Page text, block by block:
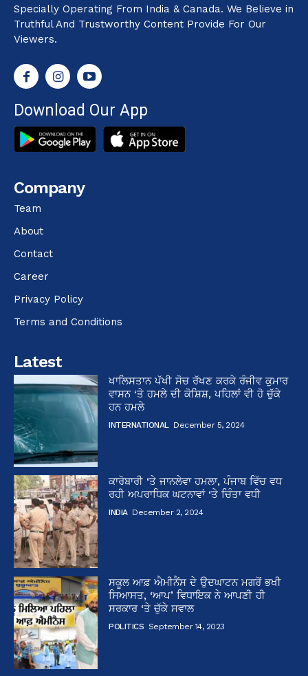
Specially Operating From India & Canada. We Believe in
Truthful And Trustworthy Content Provide For Our
Viewers.
Download Our App
Company
Team
About
Contact
Career
Privacy Policy
Terms and Conditions
Latest
ਖਾਲਿਸਤਾਨ ਪੱਖੀ ਸੋਚ ਰੱਖਣ ਕਰਕੇ ਰੰਜੀਵ ਕੁਮਾਰ
ਵਾਸਨ ‘ਤੇ ਹਮਲੇ ਦੀ ਕੋਸ਼ਿਸ਼, ਪਹਿਲਾਂ ਵੀ ਹੋ ਚੁੱਕੇ
ਹਨ ਹਮਲੇ
INTERNATIONAL December 5, 2024
ਕਾਰੋਬਾਰੀ ‘ਤੇ ਜਾਨਲੇਵਾ ਹਮਲਾ, ਪੰਜਾਬ ਵਿੱਚ ਵਧ
ਰਹੀ ਅਪਰਾਧਿਕ ਘਟਨਾਵਾਂ ‘ਤੇ ਚਿੰਤਾ ਵਧੀ
INDIA December 2, 2024
ਸਕੂਲ ਆਫ਼ ਐਮੀਨੈਂਸ ਦੇ ਉਦਘਾਟਨ ਮਗਰੋਂ ਭਖੀ
ਸਿਆਸਤ, ‘ਆਪ’ ਵਿਧਾਇਕ ਨੇ ਆਪਣੀ ਹੀ
ਸਰਕਾਰ ‘ਤੇ ਚੁੱਕੇ ਸਵਾਲ
POLITICS September 14, 2023